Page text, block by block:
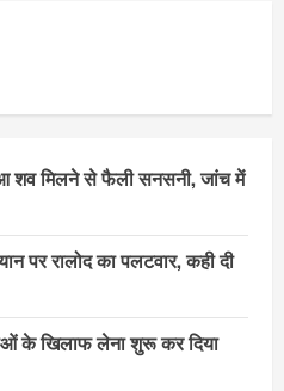
शव मिलने से फैली सनसनी, जांच में
पर रालोद का पलटवार, कही दी
के खिलाफ लेना शुरू कर दिया